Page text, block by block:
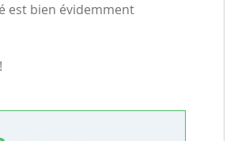
est bien évidemment